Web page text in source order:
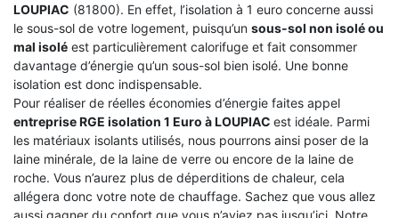
LOUPIAC (81800). En effet, l’isolation à 1 euro concerne aussi
le sous-sol de votre logement, puisqu’un sous-sol non isolé ou
mal isolé est particulièrement calorifuge et fait consommer
davantage d’énergie qu’un sous-sol bien isolé. Une bonne
isolation est donc indispensable.
Pour réaliser de réelles économies d’énergie faites appel
entreprise RGE isolation 1 Euro à LOUPIAC est idéale. Parmi
les matériaux isolants utilisés, nous pourrons ainsi poser de la
laine minérale, de la laine de verre ou encore de la laine de
roche. Vous n’aurez plus de déperditions de chaleur, cela
allégera donc votre note de chauffage. Sachez que vous allez
aussi gagner du confort que vous n’aviez pas jusqu’ici. Notre